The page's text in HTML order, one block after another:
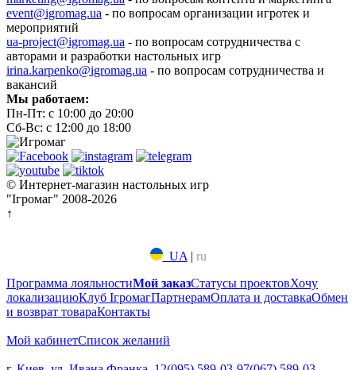
event@igromag.ua - по вопросам организации игротек и
мероприятий
ua-project@igromag.ua - по вопросам сотрудничества с
авторами и разработки настольных игр
irina.karpenko@igromag.ua - по вопросам сотрудничества и
вакансий
Мы работаем:
Пн-Пт: с 10:00 до 20:00
Сб-Вс: с 12:00 до 18:00
© Интернет-магазин настольных игр
"Ігромаг" 2008-2026
↑
UA | ru
Программа лояльностиМой заказСтатусы проектовХочу
локализациюКлуб ІгромагПартнерамОплата и доставкаОбмен
и возврат товараКонтакты
Мой кабинетСписок желаний